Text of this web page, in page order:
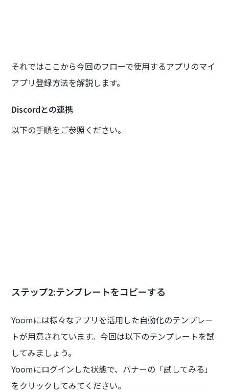
それではここから今回のフローで使用するアプリのマイ
アプリ登録方法を解説します。
Discordとの連携
以下の手順をご参照ください。
ステップ2:テンプレートをコピーする
Yoomには様々なアプリを活用した自動化のテンプレー
トが用意されています。今回は以下のテンプレートを試
してみましょう。
Yoomにログインした状態で、バナーの「試してみる」
をクリックしてみてください。